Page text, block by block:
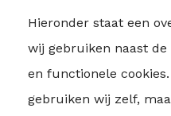
Hieronder staat een
wij gebruiken naast
en functionele
gebruiken wij zelf,